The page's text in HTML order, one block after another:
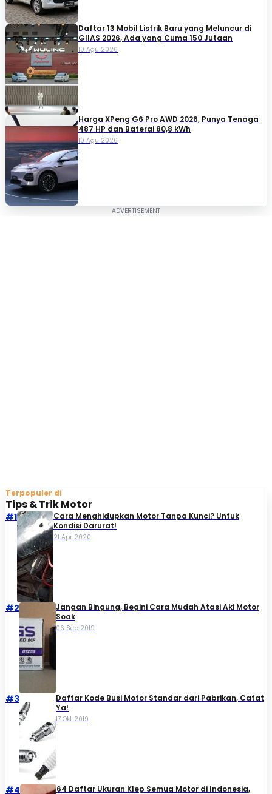
Daftar 13 Mobil Listrik Baru yang Meluncur di
GIIAS 2026, Ada yang Cuma 150 Jutaan
10 Agu 2026
Harga XPeng G6 Pro AWD 2026, Punya Tenaga
487 HP dan Baterai 80,8 kWh
10 Agu 2026
Terpopuler di
Tips & Trik Motor
#1
Cara Menghidupkan Motor Tanpa Kunci? Untuk
Kondisi Darurat!
21 Apr 2020
#2
Jangan Bingung, Begini Cara Mudah Atasi Aki Motor
Soak
06 Sep 2019
#3
Daftar Kode Busi Motor Standar dari Pabrikan, Catat
Ya!
17 Okt 2019
#4
64 Daftar Ukuran Klep Semua Motor di Indonesia,